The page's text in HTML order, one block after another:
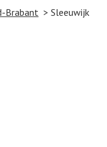
Brabant Sleeuwijk